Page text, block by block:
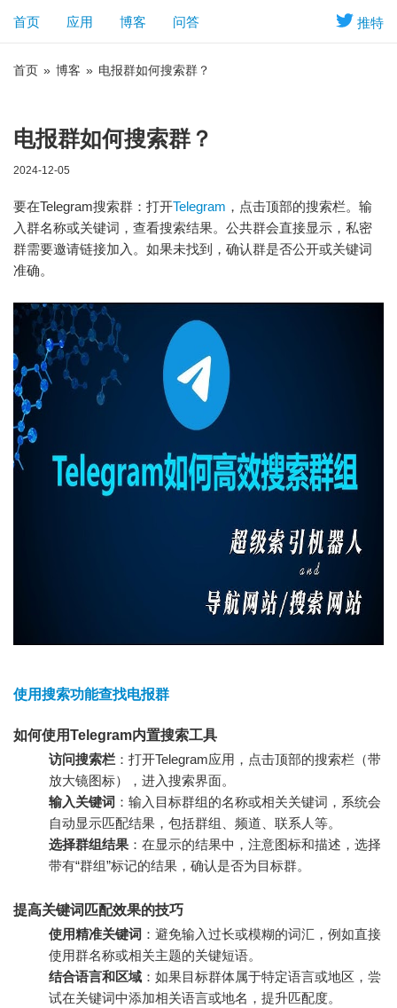
推特
首页 应用 博客 问答
首页 » 博客 » 电报群如何搜索群？
电报群如何搜索群？
2024-12-05
要在Telegram搜索群：打开Telegram ，点击顶部的搜索栏。输
入群名称或关键词，查看搜索结果。公共群会直接显示，私密
群需要邀请链接加入。如果未找到，确认群是否公开或关键词
准确。
使用搜索功能查找电报群
如何使用Telegram内置搜索工具
访问搜索栏 ：打开Telegram应用，点击顶部的搜索栏（带
放大镜图标），进入搜索界面。
输入关键词 ：输入目标群组的名称或相关关键词，系统会
自动显示匹配结果，包括群组、频道、联系人等。
选择群组结果 ：在显示的结果中，注意图标和描述，选择
带有“群组”标记的结果，确认是否为目标群。
提高关键词匹配效果的技巧
使用精准关键词 ：避免输入过长或模糊的词汇，例如直接
使用群名称或相关主题的关键短语。
结合语言和区域 ：如果目标群体属于特定语言或地区，尝
试在关键词中添加相关语言或地名，提升匹配度。